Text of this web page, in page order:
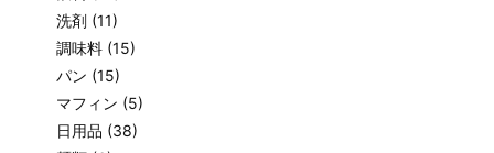
洗剤 (11)
調味料 (15)
パン (15)
マフィン (5)
日用品 (38)